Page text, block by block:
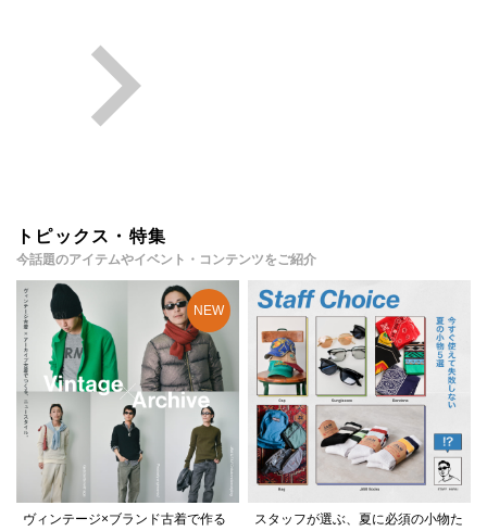
トピックス・特集
今話題のアイテムやイベント・コンテンツをご紹介
ヴィンテージ×ブランド古着で作る
スタッフが選ぶ、夏に必須の小物た